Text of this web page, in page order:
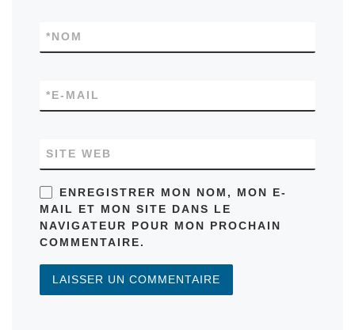
NOM
*
E-MAIL
*
SITE WEB
ENREGISTRER MON NOM, MON E-
MAIL ET MON SITE DANS LE
NAVIGATEUR POUR MON PROCHAIN
COMMENTAIRE.